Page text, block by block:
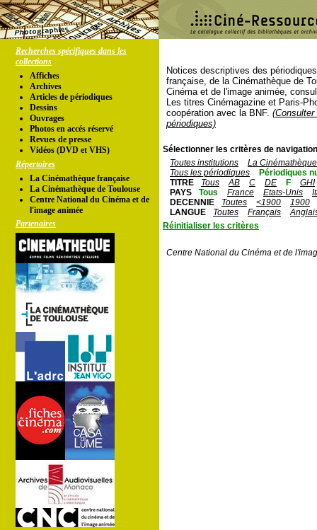
Recherches spécifiques dans les
collections
Affiches
Archives
Articles de périodiques
Dessins
Ouvrages
Photos en accés réservé
Revues de presse
Vidéos (DVD et VHS)
Répertoires
La Cinémathèque française
La Cinémathèque de Toulouse
Centre National du Cinéma et de
l'image animée
Partenaires
Notices descriptives des
française, de la Cinémathèque de
Cinéma et de l'image animée,
Les titres Cinémagazine et Paris-
coopération avec la BNF.
périodiques)
Sélectionner les critères de
Toutes institutions
La
Tous les périodiques
Périodiques
TITRE
Tous AB C DE F
GHI
PAYS
Tous France Etats-Unis
DECENNIE
Toutes <1900
1900
LANGUE
Toutes Français
Réinitialiser les critères
Centre National du Cinéma et de